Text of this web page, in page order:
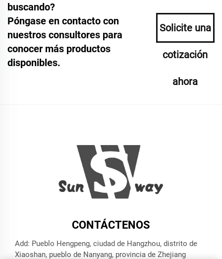
buscando?
Póngase en contacto con
nuestros consultores para
conocer más productos
disponibles.
Solicite una
cotización
ahora
CONTÁCTENOS
Add: Pueblo Hengpeng, ciudad de Hangzhou, distrito de
Xiaoshan, pueblo de Nanyang, provincia de Zhejiang